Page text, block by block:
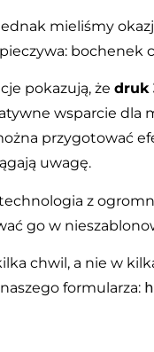
mieliśmy
bochenek
pokazują, żedruk
wsparcie dla
przygotować
uwagę.
z
go w
chwil, a nie w
formularza: